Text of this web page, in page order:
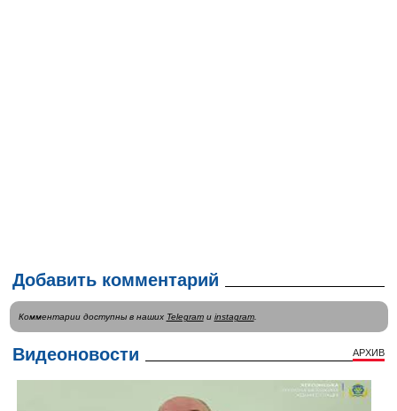
Добавить комментарий
Комментарии доступны в наших Telegramи instagram.
Видеоновости АРХИВ